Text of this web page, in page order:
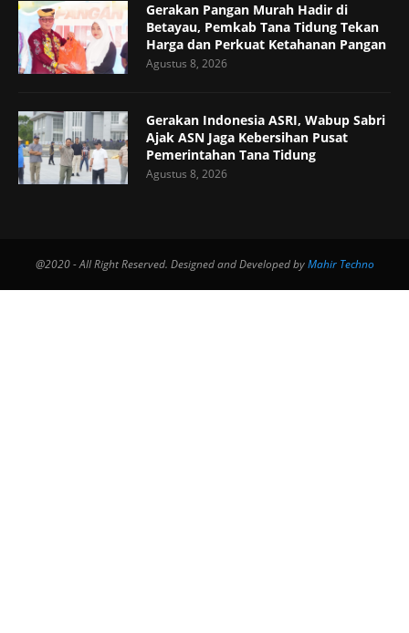
Gerakan Pangan Murah Hadir di
Betayau, Pemkab Tana Tidung Tekan
Harga dan Perkuat Ketahanan Pangan
Agustus 8, 2026
Gerakan Indonesia ASRI, Wabup Sabri
Ajak ASN Jaga Kebersihan Pusat
Pemerintahan Tana Tidung
Agustus 8, 2026
@2020 - All Right Reserved. Designed and Developed byMahir Techno